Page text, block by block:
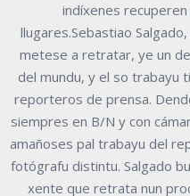
indíxenes
llugares.Sebastiao
metese a retratar, ye un
del mundu, y el so trabayu
reporteros de prensa.
siempres en B/N y con
amañoses pal trabayu del
fotógrafu distintu. Salgado
xente que retrata nun